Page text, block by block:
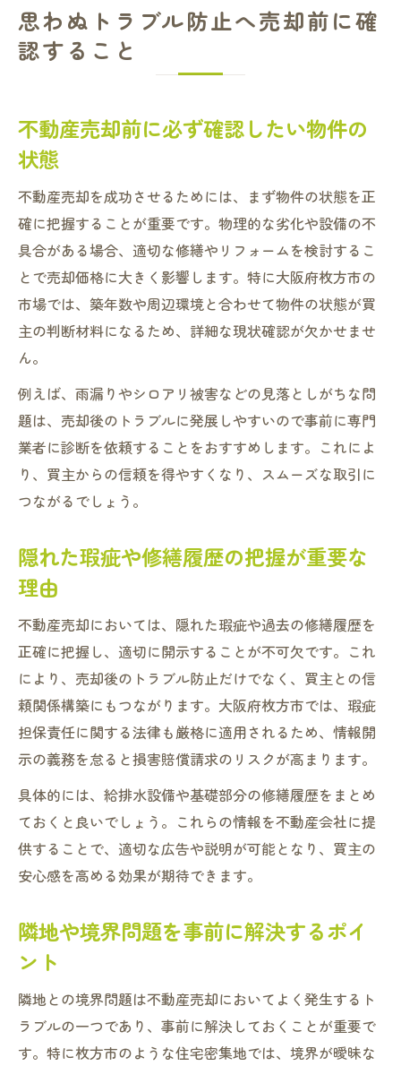
思わぬトラブル防止へ売却前に確
認すること
不動産売却前に必ず確認したい物件の
状態
不動産売却を成功させるためには、まず物件の状態を正
確に把握することが重要です。物理的な劣化や設備の不
具合がある場合、適切な修繕やリフォームを検討するこ
とで売却価格に大きく影響します。特に大阪府枚方市の
市場では、築年数や周辺環境と合わせて物件の状態が買
主の判断材料になるため、詳細な現状確認が欠かせませ
ん。
例えば、雨漏りやシロアリ被害などの見落としがちな問
題は、売却後のトラブルに発展しやすいので事前に専門
業者に診断を依頼することをおすすめします。これによ
り、買主からの信頼を得やすくなり、スムーズな取引に
つながるでしょう。
隠れた瑕疵や修繕履歴の把握が重要な
理由
不動産売却においては、隠れた瑕疵や過去の修繕履歴を
正確に把握し、適切に開示することが不可欠です。これ
により、売却後のトラブル防止だけでなく、買主との信
頼関係構築にもつながります。大阪府枚方市では、瑕疵
担保責任に関する法律も厳格に適用されるため、情報開
示の義務を怠ると損害賠償請求のリスクが高まります。
具体的には、給排水設備や基礎部分の修繕履歴をまとめ
ておくと良いでしょう。これらの情報を不動産会社に提
供することで、適切な広告や説明が可能となり、買主の
安心感を高める効果が期待できます。
隣地や境界問題を事前に解決するポイ
ント
隣地との境界問題は不動産売却においてよく発生するト
ラブルの一つであり、事前に解決しておくことが重要で
す。特に枚方市のような住宅密集地では、境界が曖昧な